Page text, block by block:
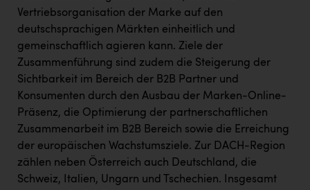
Vertriebsorganisation der Marke auf den
deutschsprachigen Märkten einheitlich und
gemeinschaftlich agieren kann. Ziele der
Zusammenführung sind zudem die Steigerung der
Sichtbarkeit im Bereich der B2B Partner und
Konsumenten durch den Ausbau der Marken-Online-
Präsenz, die Optimierung der partnerschaftlichen
Zusammenarbeit im B2B Bereich sowie die Erreichung
der europäischen Wachstumsziele. Zur DACH-Region
zählen neben Österreich auch Deutschland, die
Schweiz, Italien, Ungarn und Tschechien. Insgesamt